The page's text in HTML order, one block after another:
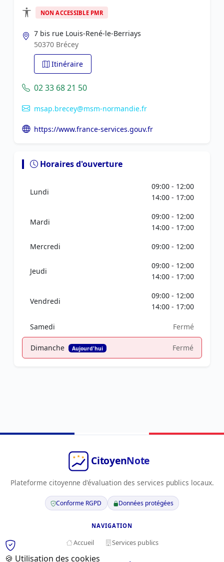
NON ACCESSIBLE PMR
7 bis rue Louis-René-le-Berriays
50370 Brécey
Itinéraire
02 33 68 21 50
msap.brecey@msm-normandie.fr
https://www.france-services.gouv.fr
Horaires d'ouverture
Lundi
09:00 - 12:00
14:00 - 17:00
Mardi
09:00 - 12:00
14:00 - 17:00
Mercredi
09:00 - 12:00
Jeudi
09:00 - 12:00
14:00 - 17:00
Vendredi
09:00 - 12:00
14:00 - 17:00
Samedi Fermé
Dimanche Aujourd'hui Fermé
Plateforme citoyenne d'évaluation des services publics locaux.
Conforme RGPD Données protégées
NAVIGATION
Accueil Services publics
🍪 Utilisation des cookies